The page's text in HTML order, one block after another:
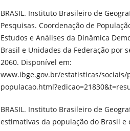
BRASIL. Instituto Brasileiro de
Pesquisas. Coordenação de
Estudos e Análises da Dinâmica
Brasil e Unidades da Federação por
2060. Disponível em:
www.ibge.gov.br/estatisticas/
BRASIL. Instituto Brasileiro de
estimativas da população do Brasil e